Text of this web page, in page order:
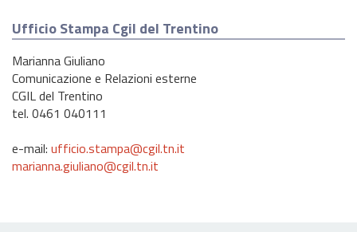
Ufficio Stampa Cgil del Trentino
Marianna Giuliano
Comunicazione e Relazioni esterne
CGIL del Trentino
tel. 0461 040111
e-mail: ufficio.stampa@cgil.tn.it
marianna.giuliano@cgil.tn.it